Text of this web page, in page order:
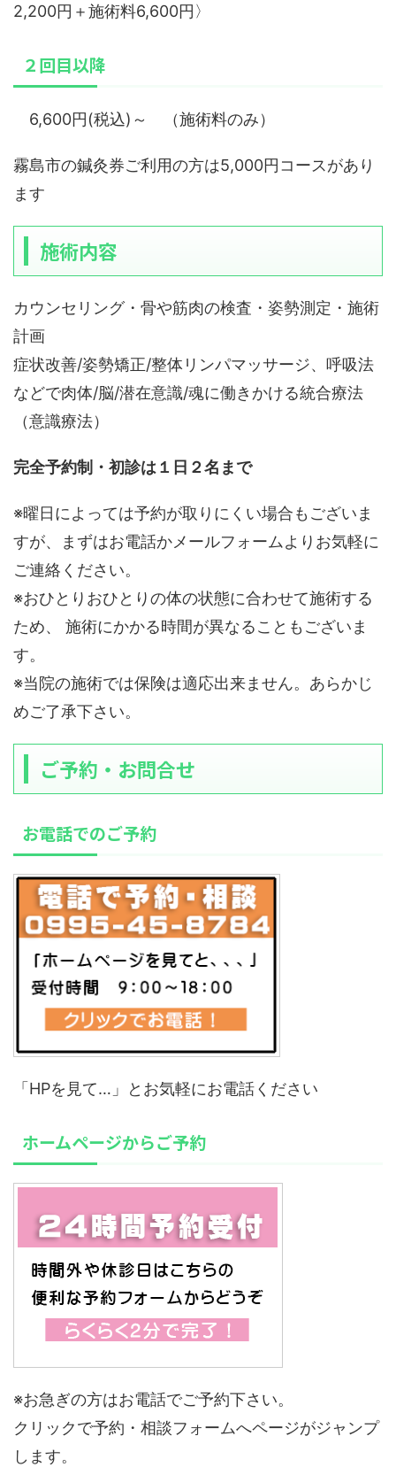
2,200円＋施術料6,600円〉
２回目以降
6,600円(税込)～ （施術料のみ）
霧島市の鍼灸券ご利用の方は5,000円コースがあり
ます
施術内容
カウンセリング・骨や筋肉の検査・姿勢測定・施術
計画
症状改善/姿勢矯正/整体リンパマッサージ、呼吸法
などで肉体/脳/潜在意識/魂に働きかける統合療法
（意識療法）
完全予約制・初診は１日２名まで
※曜日によっては予約が取りにくい場合もございま
すが、まずはお電話かメールフォームよりお気軽に
ご連絡ください。
※おひとりおひとりの体の状態に合わせて施術する
ため、 施術にかかる時間が異なることもございま
す。
※当院の施術では保険は適応出来ません。あらかじ
めご了承下さい。
ご予約・お問合せ
お電話でのご予約
「HPを見て…」とお気軽にお電話ください
ホームページからご予約
※お急ぎの方はお電話でご予約下さい。
クリックで予約・相談フォームへページがジャンプ
します。